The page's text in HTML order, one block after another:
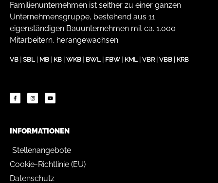
Familienunternehmen ist seither zu einer ganzen
Unternehmensgruppe, bestehend aus 11
eigenständigen Bauunternehmen mit ca. 1.000
Mitarbeitern, herangewachsen.
VB | SBL | MB | KB | WKB | BWL | FBW | KML | VBR| VBB | KRB
INFORMATIONEN
Stellenangebote
Cookie-Richtlinie (EU)
Datenschutz